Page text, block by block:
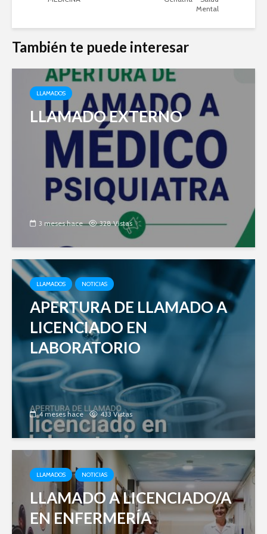
Mental
También te puede interesar
LLAMADOS
LLAMADO EXTERNO
3 meses hace 328 Vistas
LLAMADOS NOTICIAS
APERTURA DE LLAMADO A
LICENCIADO EN
LABORATORIO
4 meses hace 433 Vistas
LLAMADOS NOTICIAS
LLAMADO A LICENCIADO/A
EN ENFERMERÍA